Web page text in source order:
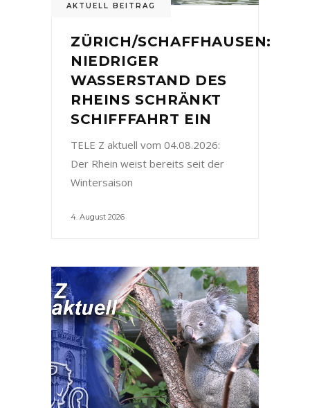
AKTUELL BEITRAG
ZÜRICH/SCHAFFHAUSEN:
NIEDRIGER
WASSERSTAND DES
RHEINS SCHRÄNKT
SCHIFFFAHRT EIN
TELE Z aktuell vom 04.08.2026:
Der Rhein weist bereits seit der
Wintersaison
4. August 2026